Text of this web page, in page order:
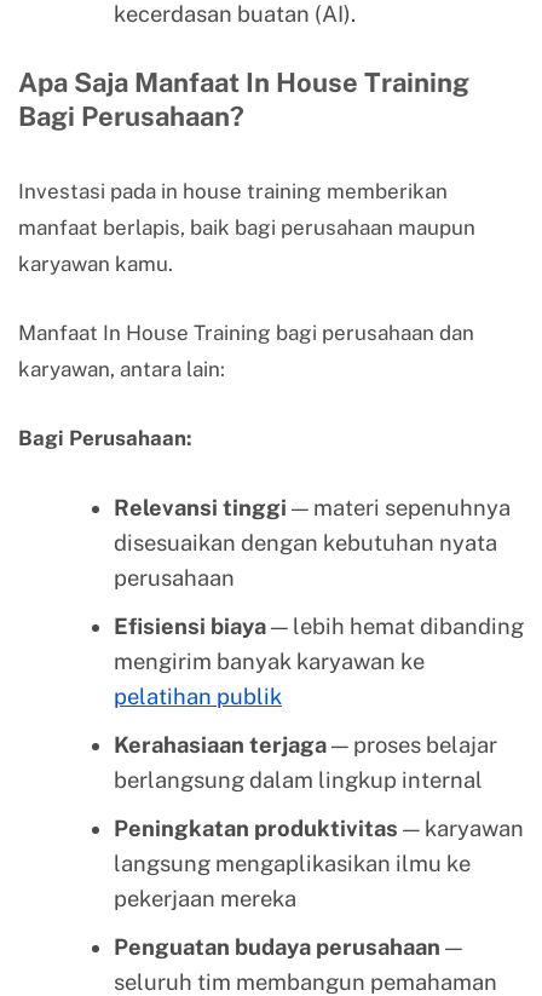
kecerdasan buatan (AI).
Apa Saja Manfaat In House Training
Bagi Perusahaan?
Investasi pada in house training memberikan
manfaat berlapis, baik bagi perusahaan maupun
karyawan kamu.
Manfaat In House Training bagi perusahaan dan
karyawan, antara lain:
Bagi Perusahaan:
Relevansi tinggi — materi sepenuhnya
disesuaikan dengan kebutuhan nyata
perusahaan
Efisiensi biaya— lebih hemat dibanding
mengirim banyak karyawan ke
pelatihan publik
Kerahasiaan terjaga— proses belajar
berlangsung dalam lingkup internal
Peningkatan produktivitas — karyawan
langsung mengaplikasikan ilmu ke
pekerjaan mereka
Penguatan budaya perusahaan —
seluruh tim membangun pemahaman